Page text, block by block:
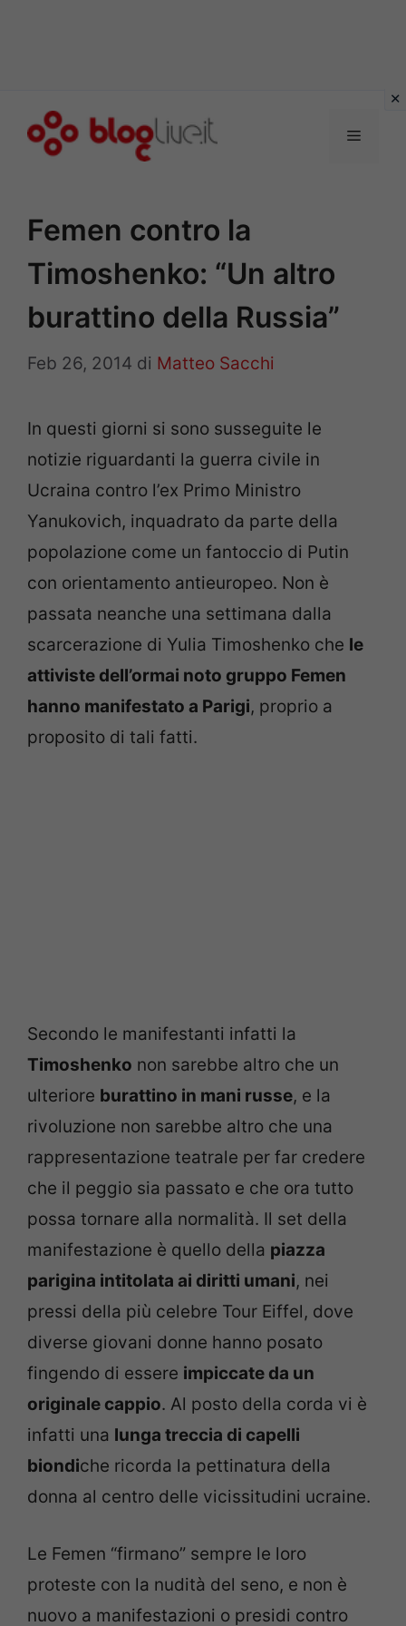
Menu
Femen contro la
Timoshenko: “Un altro
burattino della Russia”
Feb 26, 2014 di Matteo Sacchi
In questi giorni si sono susseguite le
notizie riguardanti la guerra civile in
Ucraina contro l’ex Primo Ministro
Yanukovich, inquadrato da parte della
popolazione come un fantoccio di Putin
con orientamento antieuropeo. Non è
passata neanche una settimana dalla
scarcerazione di Yulia Timoshenko che le
attiviste dell’ormai noto gruppo Femen
hanno manifestato a Parigi, proprio a
proposito di tali fatti.
Secondo le manifestanti infatti la
Timoshenko non sarebbe altro che un
ulteriore burattino in mani russe, e la
rivoluzione non sarebbe altro che una
rappresentazione teatrale per far credere
che il peggio sia passato e che ora tutto
possa tornare alla normalità. Il set della
manifestazione è quello della piazza
parigina intitolata ai diritti umani, nei
pressi della più celebre Tour Eiffel, dove
diverse giovani donne hanno posato
fingendo di essere impiccate da un
originale cappio. Al posto della corda vi è
infatti una lunga treccia di capelli
biondiche ricorda la pettinatura della
donna al centro delle vicissitudini ucraine.
Le Femen “firmano” sempre le loro
proteste con la nudità del seno, e non è
nuovo a manifestazioni o presidi contro